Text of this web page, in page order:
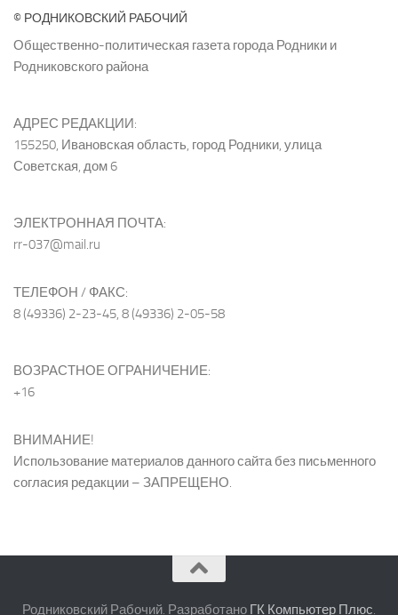
© РОДНИКОВСКИЙ РАБОЧИЙ
Общественно-политическая газета города Родники и
Родниковского района
АДРЕС РЕДАКЦИИ:
155250, Ивановская область, город Родники, улица
Советская, дом 6
ЭЛЕКТРОННАЯ ПОЧТА:
rr-037@mail.ru
ТЕЛЕФОН / ФАКС:
8 (49336) 2-23-45, 8 (49336) 2-05-58
ВОЗРАСТНОЕ ОГРАНИЧЕНИЕ:
+16
ВНИМАНИЕ!
Использование материалов данного сайта без письменного
согласия редакции – ЗАПРЕЩЕНО.
Родниковский Рабочий. Разработано ГК Компьютер Плюс.